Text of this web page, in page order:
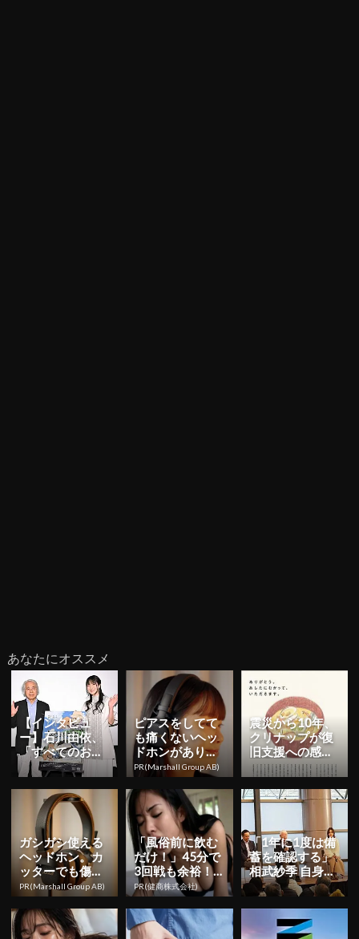
あなたにオススメ
【インタビュ
ー】石川由依、
「すべてのお仕
事に自信を持て
るくらいの経験
を早く積みた...
ピアスをしてて
も痛くないヘッ
ドホンがありま
した
PR(Marshall Group AB)
震災から10年、
クリナップが復
旧支援への感謝
を改めて―「伝
えよう、キッチ
ンのあり...
ガシガシ使える
ヘッドホン。カ
ッターでも傷が
つきにくい
PR(Marshall Group AB)
「風俗前に飲む
だけ！」45分で
3回戦も余裕！9
80円で朝まで絶
好調
PR(健商株式会社)
「1年に1度は備
蓄を確認する」
相武紗季 自身の
経験をもとに防
災の備えについ
て語る...